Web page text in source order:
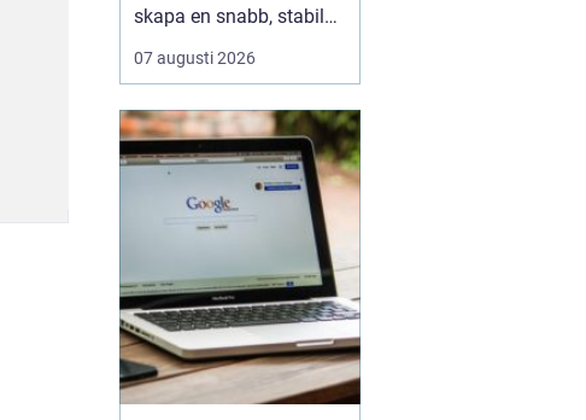
skapa en snabb, stabil
och driftsäker
internetanslutning som
användning...
07 augusti 2026